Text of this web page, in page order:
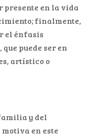
presente en la vida
finalmente,
el énfasis
puede ser en
artístico o
y del
motiva en este